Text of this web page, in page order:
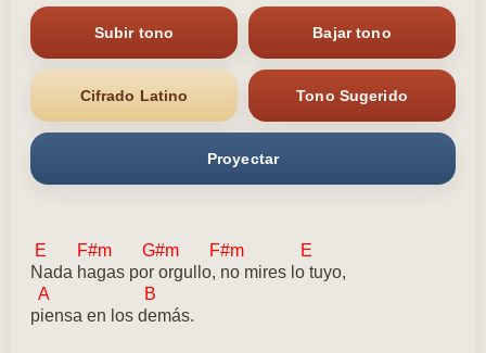
Subir tono Bajar tono
Cifrado Latino Tono Sugerido
Proyectar
E F#m G#m F#m E
Nada hagas por orgullo, no mires lo tuyo,
A B
piensa en los demás.